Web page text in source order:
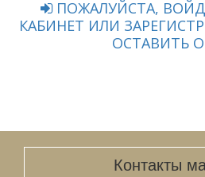
ПОЖАЛУЙСТА,
КАБИНЕТ ИЛИ
ОСТАВИТЬ
Контакты